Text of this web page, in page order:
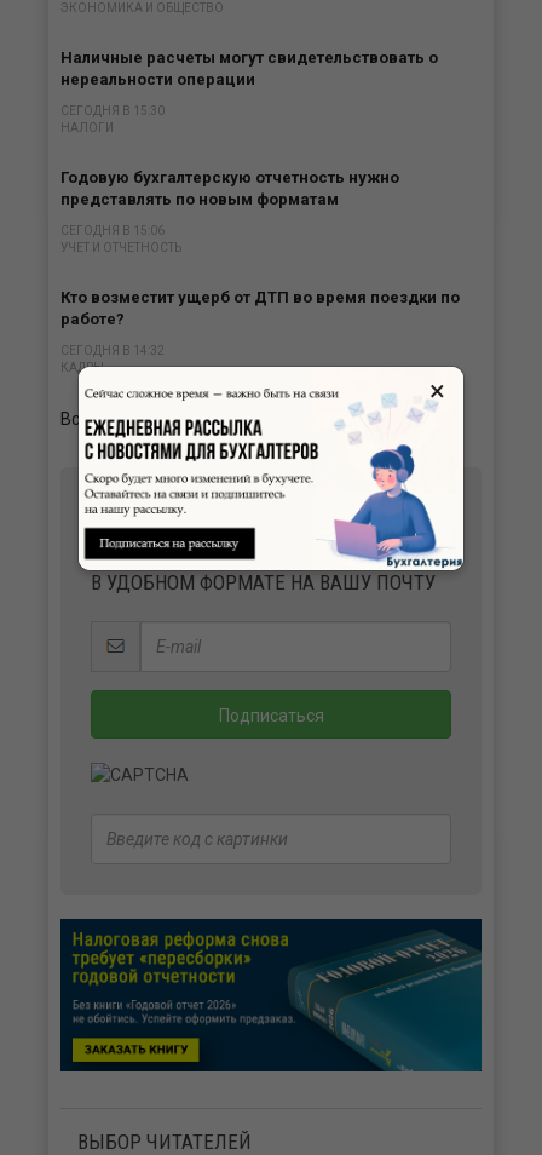
ЭКОНОМИКА И ОБЩЕСТВО
Наличные расчеты могут свидетельствовать о
нереальности операции
СЕГОДНЯ В 15:30
НАЛОГИ
Годовую бухгалтерскую отчетность нужно
представлять по новым форматам
СЕГОДНЯ В 15:06
УЧЕТ И ОТЧЕТНОСТЬ
Кто возместит ущерб от ДТП во время поездки по
работе?
СЕГОДНЯ В 14:32
КАДРЫ
Все новости
ПОЛУЧАЙТЕ ВАЖНЫЕ НОВОСТИ И
ПОЛЕЗНЫЕ МАТЕРИАЛЫ
В УДОБНОМ ФОРМАТЕ НА ВАШУ ПОЧТУ
ВЫБОР ЧИТАТЕЛЕЙ
×